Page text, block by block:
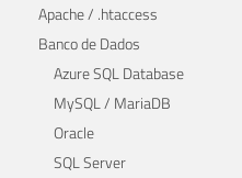
Apache / .htaccess
Banco de Dados
Azure SQL Database
MySQL / MariaDB
Oracle
SQL Server